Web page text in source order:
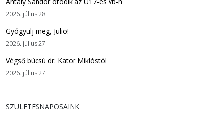
2026. július 28
Gyógyulj meg, Julio!
2026. július 27
Végső búcsú dr. Kator Miklóstól
2026. július 27
SZÜLETÉSNAPOSAINK